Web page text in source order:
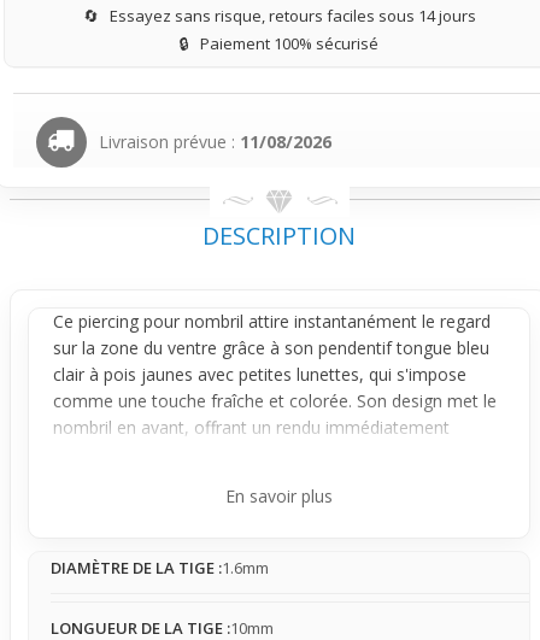
🔄 Essayez sans risque, retours faciles sous 14 jours
🔒 Paiement 100% sécurisé
Livraison prévue : 11/08/2026
DESCRIPTION
Ce piercing pour nombril attire instantanément le regard
sur la zone du ventre grâce à son pendentiftongue bleu
clair à pois jaunes avec petites lunettes, qui s'impose
comme une touche fraîche et colorée. Son design met le
nombril en avant, offrant un rendu immédiatement
avec une sensation légère à modérée sur la peau. Il peut
ce qui demande un peu d'attention dans le choix des
En savoir plus
DIAMÈTRE DE LA TIGE :1.6mm
LONGUEUR DE LA TIGE :10mm